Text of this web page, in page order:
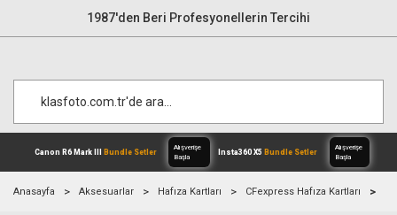
1987'den Beri Profesyonellerin Tercihi
Anasayfa Aksesuarlar Hafıza Kartları CFexpress Hafıza Kartları